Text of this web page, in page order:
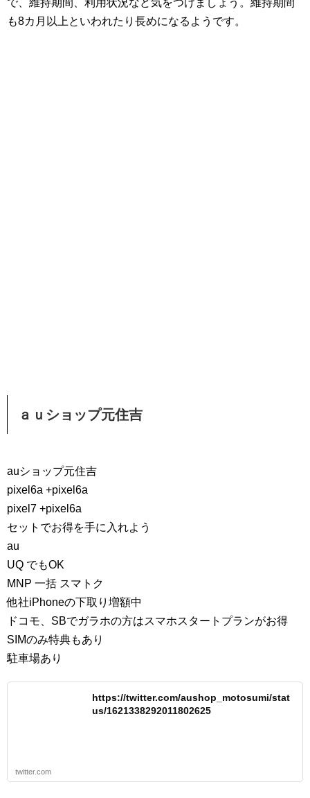
で、維持期間、利用状況など気をつけましょう。維持期間
も8カ月以上といわれたり長めになるようです。
ａｕショップ元住吉
auショップ元住吉
pixel6a +pixel6a
pixel7 +pixel6a
セットでお得を手に入れよう
au
UQ でもOK
MNP 一括 スマトク
他社iPhoneの下取り増額中
ドコモ、SBでガラホの方はスマホスタートプランがお得
SIMのみ特典もあり
駐車場あり
https://twitter.com/aushop_motosumi/stat
us/1621338292011802625
twitter.com